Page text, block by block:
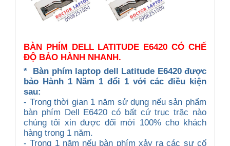
BÀN PHÍM DELL LATITUDE E6420 CÓ CHẾ
ĐỘ BẢO HÀNH NHANH.
*
Bàn phím laptop dell Latitude E6420 được
bảo Hành 1 Năm 1 đổi 1 với các điều kiện
sau:
- Trong thời gian 1 năm sử dụng nếu sản phẩm
bàn phím Dell E6420 có bất cứ trục trặc nào
chúng tôi xin được đổi mới 100% cho khách
hàng trong 1 năm.
- Trong 1 năm nếu bàn phím xảy ra các sự cố